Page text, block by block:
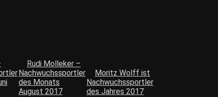
Rudi Molleker –
Nachwuchssportler
des Monats
August 2017
Moritz Wolff ist
Nachwuchssportler
des Jahres 2017